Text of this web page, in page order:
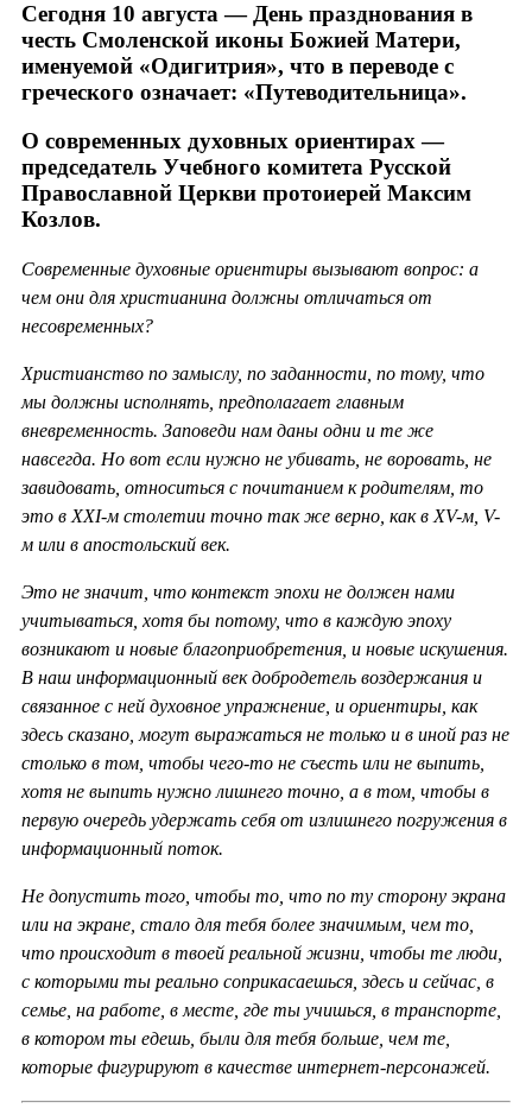
Сегодня 10 августа — День празднования в
честь Смоленской иконы Божией Матери,
именуемой «Одигитрия», что в переводе с
греческого означает: «Путеводительница».
О современных духовных ориентирах —
председатель Учебного комитета Русской
Православной Церкви протоиерей Максим
Козлов.
Современные духовные ориентиры вызывают вопрос: а
чем они для христианина должны отличаться от
несовременных?
Христианство по замыслу, по заданности, по тому, что
мы должны исполнять, предполагает главным
вневременность. Заповеди нам даны одни и те же
навсегда. Но вот если нужно не убивать, не воровать, не
завидовать, относиться с почитанием к родителям, то
это в ХХI-м столетии точно так же верно, как в XV-м, V-
м или в апостольский век.
Это не значит, что контекст эпохи не должен нами
учитываться, хотя бы потому, что в каждую эпоху
возникают и новые благоприобретения, и новые искушения.
В наш информационный век добродетель воздержания и
связанное с ней духовное упражнение, и ориентиры, как
здесь сказано, могут выражаться не только и в иной раз не
столько в том, чтобы чего-то не съесть или не выпить,
хотя не выпить нужно лишнего точно, а в том, чтобы в
первую очередь удержать себя от излишнего погружения в
информационный поток.
Не допустить того, чтобы то, что по ту сторону экрана
или на экране, стало для тебя более значимым, чем то,
что происходит в твоей реальной жизни, чтобы те люди,
с которыми ты реально соприкасаешься, здесь и сейчас, в
семье, на работе, в месте, где ты учишься, в транспорте,
в котором ты едешь, были для тебя больше, чем те,
которые фигурируют в качестве интернет-персонажей.